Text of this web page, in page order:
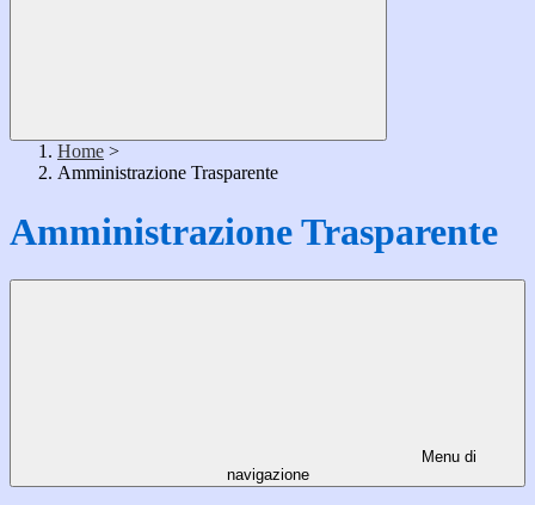
Home >
Amministrazione Trasparente
Amministrazione Trasparente
Menu di
navigazione